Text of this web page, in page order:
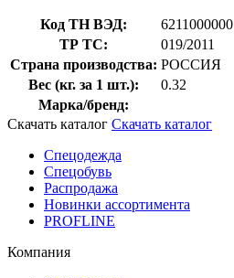
Код ТН ВЭД:
6211000000
ТР ТС:
019/2011
Страна производства: РОССИЯ
Вес (кг. за 1 шт.):
0.32
Марка/бренд:
Скачать каталог Скачать каталог
Спецодежда
Спецобувь
Распродажа
Новинки ассортимента
PROFLINE
Компания